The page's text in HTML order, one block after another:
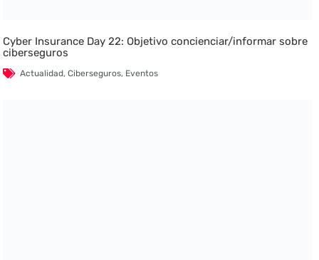
Cyber Insurance Day 22: Objetivo concienciar/informar sobre
ciberseguros
Actualidad,Ciberseguros, Eventos